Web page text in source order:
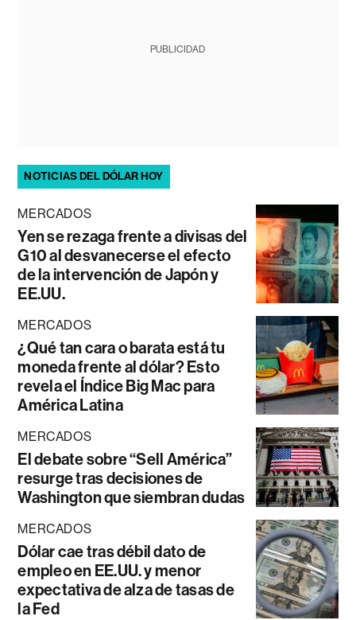
PUBLICIDAD
NOTICIAS DEL DÓLAR HOY
MERCADOS
Yen se rezaga frente a divisas del
G10 al desvanecerse el efecto
de la intervención de Japón y
EE.UU.
MERCADOS
¿Qué tan cara o barata está tu
moneda frente al dólar? Esto
revela el Índice Big Mac para
América Latina
MERCADOS
El debate sobre “Sell América”
resurge tras decisiones de
Washington que siembran dudas
MERCADOS
Dólar cae tras débil dato de
empleo en EE.UU. y menor
expectativa de alza de tasas de
la Fed